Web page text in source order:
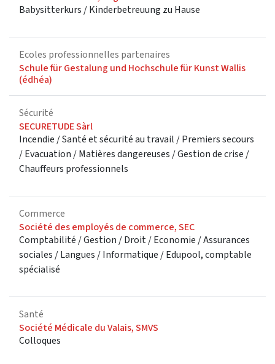
Babysitterkurs / Kinderbetreuung zu Hause
Ecoles professionnelles partenaires
Schule für Gestalung und Hochschule für Kunst Wallis
(édhéa)
Sécurité
SECURETUDE Sàrl
Incendie / Santé et sécurité au travail / Premiers secours
/ Evacuation / Matières dangereuses / Gestion de crise /
Chauffeurs professionnels
Commerce
Société des employés de commerce, SEC
Comptabilité / Gestion / Droit / Economie / Assurances
sociales / Langues / Informatique / Edupool, comptable
spécialisé
Santé
Société Médicale du Valais, SMVS
Colloques